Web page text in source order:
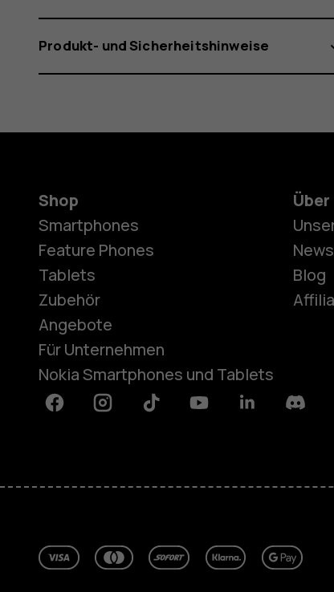
Blog
Produkt- und Sicherheitshinweise
Shop
Smartphones
Feature Phones
Tablets
Zubehör
Angebote
Für Unternehmen
Nokia Smartphones und Tablets
Über
Blog
FacebookInstagramTiktok YoutubeLinkedinDiscord